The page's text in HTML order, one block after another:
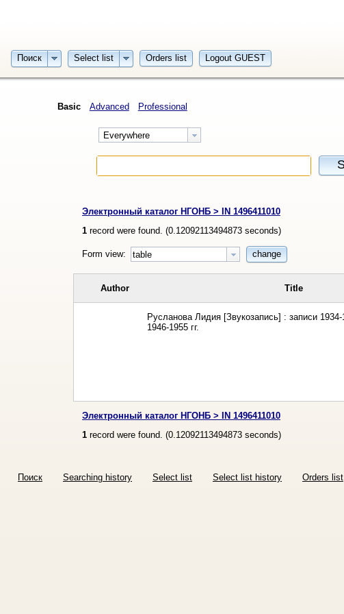
Поиск Select list Orders list Logout GUEST
Basic Advanced Professional
Everywhere
Электронный каталог НГОНБ > IN 1496411010
1record were found. (0.12092113494873seconds)
Form view: table change
Author Title
Русланова Лидия [Звукозапись] : записи 1934-
1946-1955 гг.
Электронный каталог НГОНБ > IN 1496411010
1record were found. (0.12092113494873seconds)
Поиск Searching history Select list Select list history Orders list